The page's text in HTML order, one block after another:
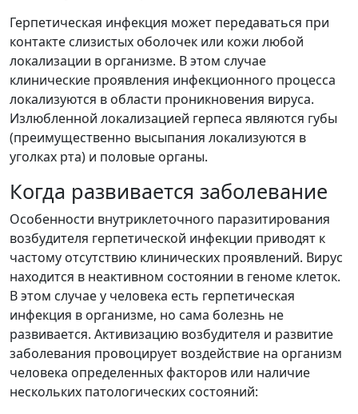
Герпетическая инфекция может передаваться при
контакте слизистых оболочек или кожи любой
локализации в организме. В этом случае
клинические проявления инфекционного процесса
локализуются в области проникновения вируса.
Излюбленной локализацией герпеса являются губы
(преимущественно высыпания локализуются в
уголках рта) и половые органы.
Когда развивается заболевание
Особенности внутриклеточного паразитирования
возбудителя герпетической инфекции приводят к
частому отсутствию клинических проявлений. Вирус
находится в неактивном состоянии в геноме клеток.
В этом случае у человека есть герпетическая
инфекция в организме, но сама болезнь не
развивается. Активизацию возбудителя и развитие
заболевания провоцирует воздействие на организм
человека определенных факторов или наличие
нескольких патологических состояний: